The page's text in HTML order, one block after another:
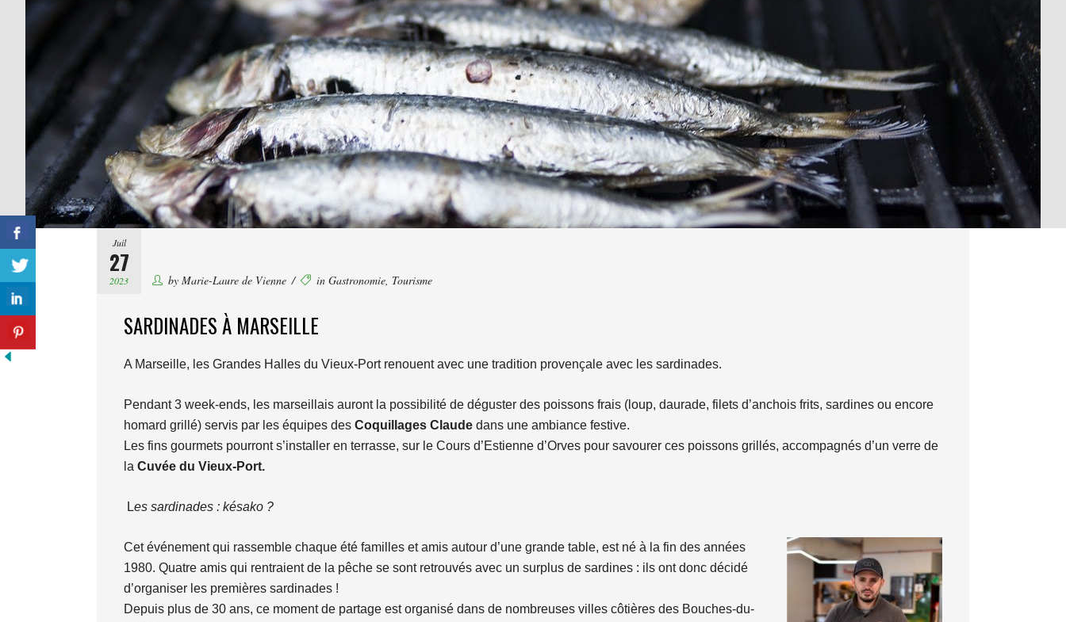
Juil
27
2023 by Marie-Laure de Vienne in Gastronomie, Tourisme
SARDINADES À MARSEILLE
A Marseille, les Grandes Halles du Vieux-Port renouent avec une tradition provençale avec les sardinades.
Pendant 3 week-ends, les marseillais auront la possibilité de déguster des poissons frais (loup, daurade, filets d’anchois frits, sardines ou encore
homard grillé) servis par les équipes des Coquillages Claude dans une ambiance festive.
Les fins gourmets pourront s’installer en terrasse, sur le Cours d’Estienne d’Orves pour savourer ces poissons grillés, accompagnés d’un verre de
la Cuvée du Vieux-Port.
Les sardinades : késako ?
Cet événement qui rassemble chaque été familles et amis autour d’une grande table, est né à la fin des années
1980. Quatre amis qui rentraient de la pêche se sont retrouvés avec un surplus de sardines : ils ont donc décidé
d’organiser les premières sardinades !
Depuis plus de 30 ans, ce moment de partage est organisé dans de nombreuses villes côtières des Bouches-du-